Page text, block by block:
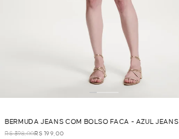
BERMUDA JEANS COM BOLSO FACA - AZUL JEANS
R$ 398,00R$ 199,00